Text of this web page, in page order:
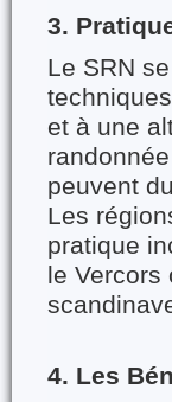
3.
Le SRN
et à une
peuvent
Les
pratique
le Vercors
4. Les